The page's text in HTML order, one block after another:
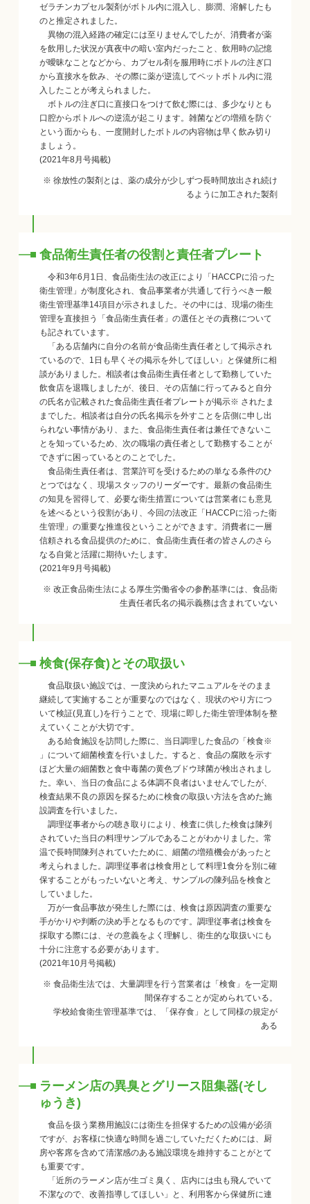
ゼラチンカプセル製剤がボトル内に混入し、膨潤、溶解したも
のと推定されました。
異物の混入経路の確定には至りませんでしたが、消費者が薬
を飲用した状況が真夜中の暗い室内だったこと、飲用時の記憶
が曖昧なことなどから、カプセル剤を服用時にボトルの注ぎ口
から直接水を飲み、その際に薬が逆流してペットボトル内に混
入したことが考えられました。
ボトルの注ぎ口に直接口をつけて飲む際には、多少なりとも
口腔からボトルへの逆流が起こります。雑菌などの増殖を防ぐ
という面からも、一度開封したボトルの内容物は早く飲み切り
ましょう。
(2021年8月号掲載)
※ 徐放性の製剤とは、薬の成分が少しずつ長時間放出され続け
るように加工された製剤
食品衛生責任者の役割と責任者プレート
令和3年6月1日、食品衛生法の改正により「HACCPに沿った
衛生管理」が制度化され、食品事業者が共通して行うべき一般
衛生管理基準14項目が示されました。その中には、現場の衛生
管理を直接担う「食品衛生責任者」の選任とその責務について
も記されています。
「ある店舗内に自分の名前が食品衛生責任者として掲示され
ているので、1日も早くその掲示を外してほしい」と保健所に相
談がありました。相談者は食品衛生責任者として勤務していた
飲食店を退職しましたが、後日、その店舗に行ってみると自分
の氏名が記載された食品衛生責任者プレートが掲示※ されたま
までした。相談者は自分の氏名掲示を外すことを店側に申し出
られない事情があり、また、食品衛生責任者は兼任できないこ
とを知っているため、次の職場の責任者として勤務することが
できずに困っているとのことでした。
食品衛生責任者は、営業許可を受けるための単なる条件のひ
とつではなく、現場スタッフのリーダーです。最新の食品衛生
の知見を習得して、必要な衛生措置については営業者にも意見
を述べるという役割があり、今回の法改正「HACCPに沿った衛
生管理」の重要な推進役ということができます。消費者に一層
信頼される食品提供のために、食品衛生責任者の皆さんのさら
なる自覚と活躍に期待いたします。
(2021年9月号掲載)
※ 改正食品衛生法による厚生労働省令の参酌基準には、食品衛
生責任者氏名の掲示義務は含まれていない
検食(保存食)とその取扱い
食品取扱い施設では、一度決められたマニュアルをそのまま
継続して実施することが重要なのではなく、現状のやり方につ
いて検証(見直し)を行うことで、現場に即した衛生管理体制を整
えていくことが大切です。
ある給食施設を訪問した際に、当日調理した食品の「検食※
」について細菌検査を行いました。すると、食品の腐敗を示す
ほど大量の細菌数と食中毒菌の黄色ブドウ球菌が検出されまし
た。幸い、当日の食品による体調不良者はいませんでしたが、
検査結果不良の原因を探るために検食の取扱い方法を含めた施
設調査を行いました。
調理従事者からの聴き取りにより、検査に供した検食は陳列
されていた当日の料理サンプルであることがわかりました。常
温で長時間陳列されていたために、細菌の増殖機会があったと
考えられました。調理従事者は検食用として料理1食分を別に確
保することがもったいないと考え、サンプルの陳列品を検食と
していました。
万が一食品事故が発生した際には、検食は原因調査の重要な
手がかりや判断の決め手となるものです。調理従事者は検食を
採取する際には、その意義をよく理解し、衛生的な取扱いにも
十分に注意する必要があります。
(2021年10月号掲載)
※ 食品衛生法では、大量調理を行う営業者は「検食」を一定期
間保存することが定められている。
学校給食衛生管理基準では、「保存食」として同様の規定が
ある
ラーメン店の異臭とグリース阻集器(そし
ゅうき)
食品を扱う業務用施設には衛生を担保するための設備が必須
ですが、お客様に快適な時間を過ごしていただくためには、厨
房や客席を含めて清潔感のある施設環境を維持することがとて
も重要です。
「近所のラーメン店が生ゴミ臭く、店内には虫も飛んでいて
不潔なので、改善指導してほしい」と、利用客から保健所に連